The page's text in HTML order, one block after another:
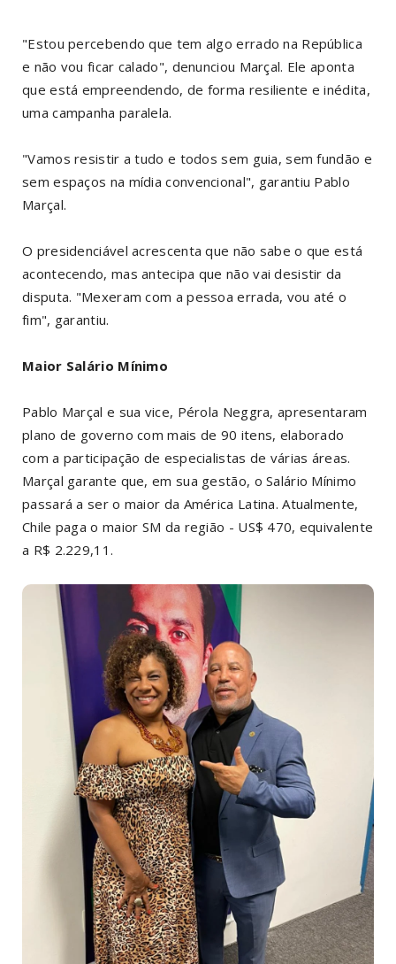
"Estou percebendo que tem algo errado na República
e não vou ficar calado", denunciou Marçal. Ele aponta
que está empreendendo, de forma resiliente e inédita,
uma campanha paralela.
"Vamos resistir a tudo e todos sem guia, sem fundão e
sem espaços na mídia convencional", garantiu Pablo
Marçal.
O presidenciável acrescenta que não sabe o que está
acontecendo, mas antecipa que não vai desistir da
disputa. "Mexeram com a pessoa errada, vou até o
fim", garantiu.
Maior Salário Mínimo
Pablo Marçal e sua vice, Pérola Neggra, apresentaram
plano de governo com mais de 90 itens, elaborado
com a participação de especialistas de várias áreas.
Marçal garante que, em sua gestão, o Salário Mínimo
passará a ser o maior da América Latina. Atualmente,
Chile paga o maior SM da região - US$ 470, equivalente
a R$ 2.229,11.